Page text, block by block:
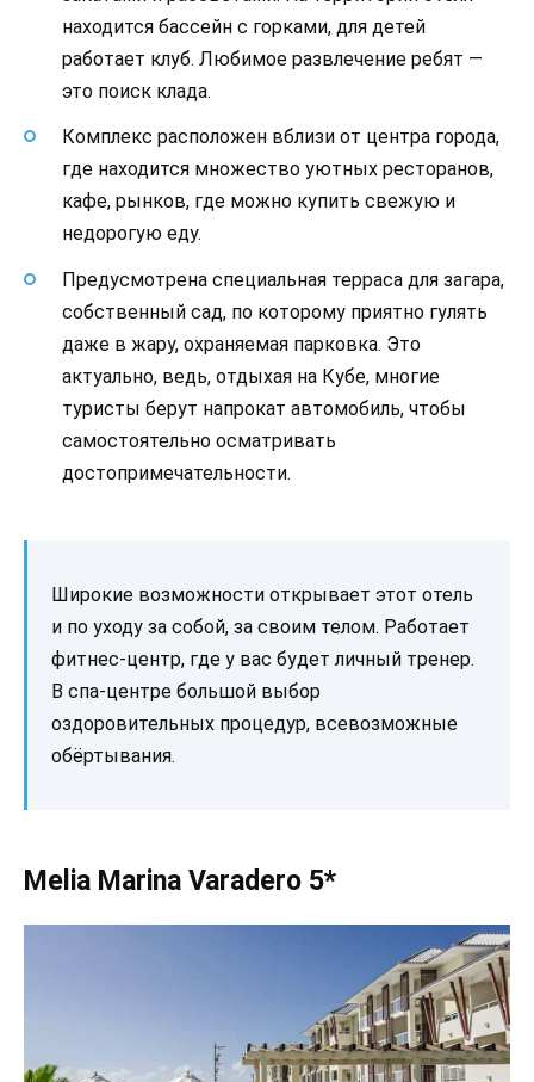
находится бассейн с горками, для детей
работает клуб. Любимое развлечение ребят —
это поиск клада.
Комплекс расположен вблизи от центра города,
где находится множество уютных ресторанов,
кафе, рынков, где можно купить свежую и
недорогую еду.
Предусмотрена специальная терраса для загара,
собственный сад, по которому приятно гулять
даже в жару, охраняемая парковка. Это
актуально, ведь, отдыхая на Кубе, многие
туристы берут напрокат автомобиль, чтобы
самостоятельно осматривать
достопримечательности.
Широкие возможности открывает этот отель
и по уходу за собой, за своим телом. Работает
фитнес-центр, где у вас будет личный тренер.
В спа-центре большой выбор
оздоровительных процедур, всевозможные
обёртывания.
Melia Marina Varadero 5*